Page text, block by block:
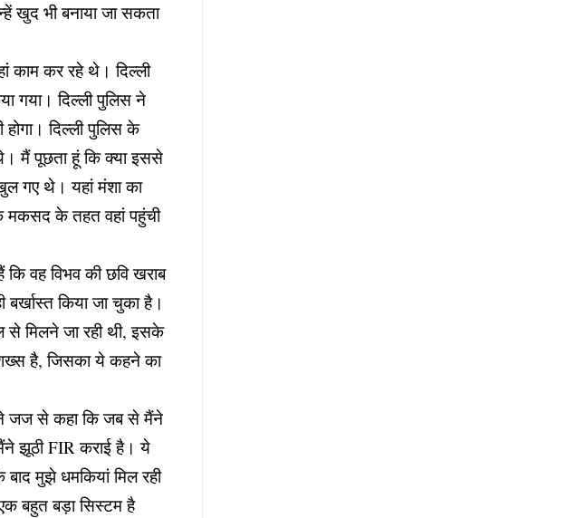
खुद भी बनाया जा सकता
काम कर रहे थे। दिल्ली
गया। दिल्ली पुलिस ने
दिल्ली पुलिस के
मैं पूछता हूं कि क्या इससे
गए थे। यहां मंशा का
मकसद के तहत वहां पहुंची
वह विभव की छवि खराब
बर्खास्त किया जा चुका है।
से मिलने जा रही थी, इसके
है, जिसका ये कहने का
ने जज से कहा कि जब से मैंने
झूठी FIR कराई है। ये
मुझे धमकियां मिल रही
बहुत बड़ा सिस्टम है